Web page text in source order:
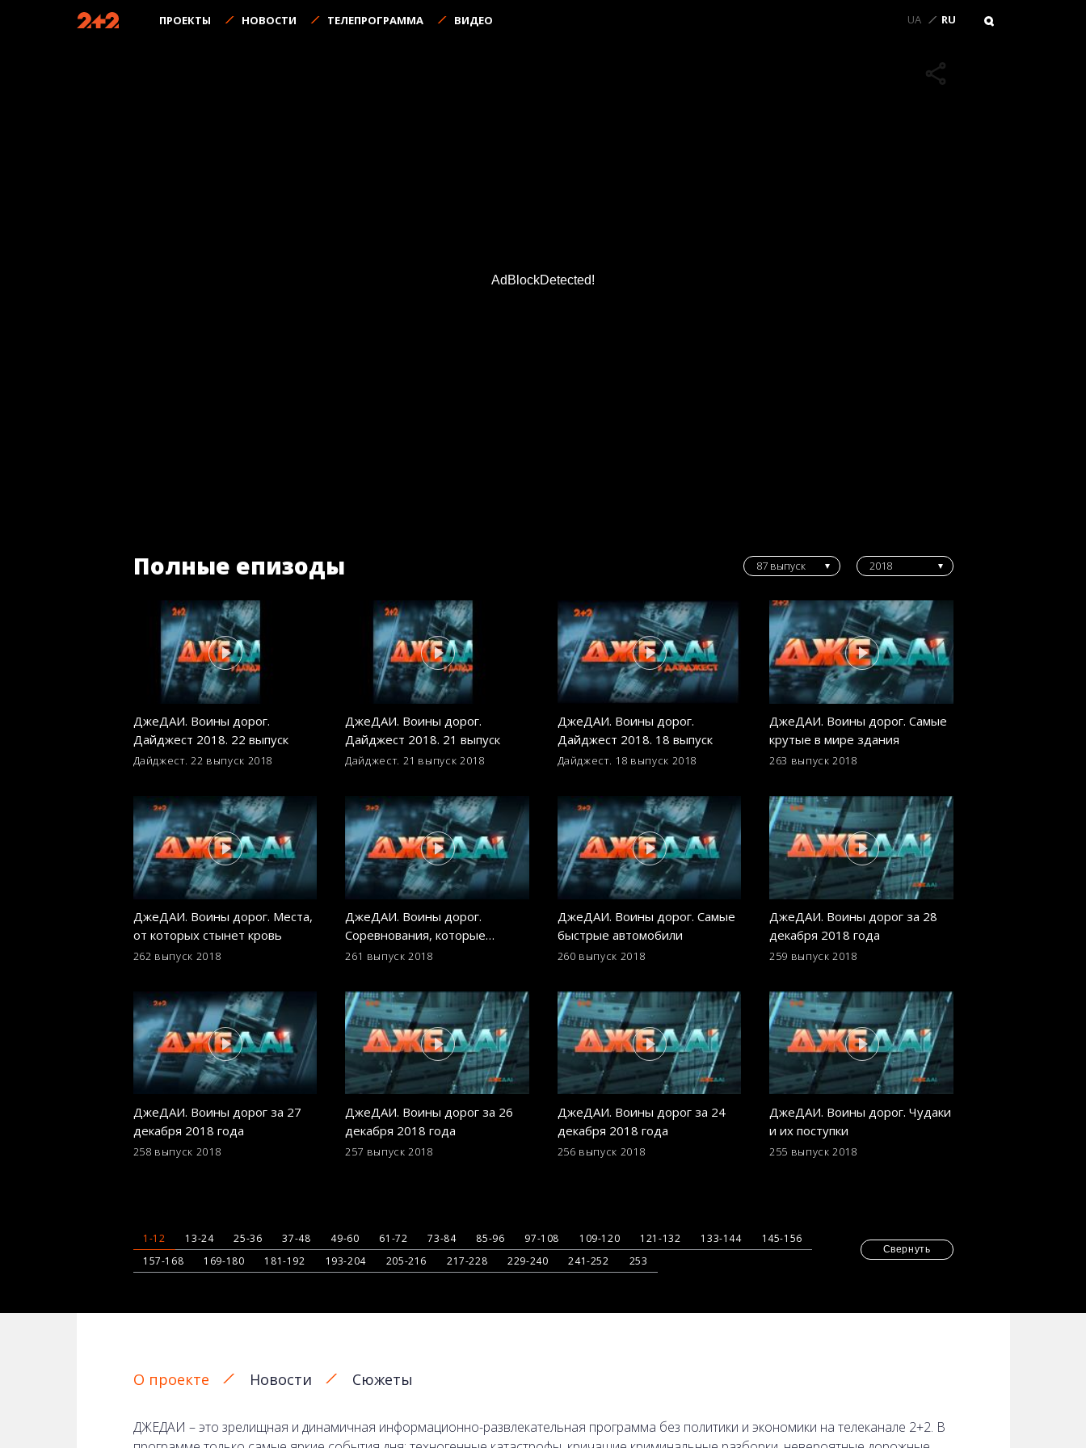
ПРОЕКТЫ НОВОСТИ ТЕЛЕПРОГРАММА ВИДЕО UA RU
AdBlockDetected!
Полные епизоды 87 выпуск 2018
ДжеДАИ. Воины дорог.
Дайджест 2018. 22 выпуск
Дайджест. 22 выпуск 2018
ДжеДАИ. Воины дорог.
Дайджест 2018. 21 выпуск
Дайджест. 21 выпуск 2018
ДжеДАИ. Воины дорог.
Дайджест 2018. 18 выпуск
Дайджест. 18 выпуск 2018
ДжеДАИ. Воины дорог. Самые
крутые в мире здания
263 выпуск 2018
ДжеДАИ. Воины дорог. Места,
от которых стынет кровь
262 выпуск 2018
ДжеДАИ. Воины дорог.
Соревнования, которые
никогда не станут
261 выпуск 2018
ДжеДАИ. Воины дорог. Самые
быстрые автомобили
260 выпуск 2018
ДжеДАИ. Воины дорог за 28
декабря 2018 года
259 выпуск 2018
ДжеДАИ. Воины дорог за 27
декабря 2018 года
258 выпуск 2018
ДжеДАИ. Воины дорог за 26
декабря 2018 года
257 выпуск 2018
ДжеДАИ. Воины дорог за 24
декабря 2018 года
256 выпуск 2018
ДжеДАИ. Воины дорог. Чудаки
и их поступки
255 выпуск 2018
1-12 13-24 25-36 37-48 49-60 61-72 73-84 85-96 97-108 109-120 121-132 133-144
145-156
157-168
169-180 181-192 193-204 205-216 217-228 229-240 241-252 253
Свернуть
О проекте Новости Сюжеты
ДЖЕДАИ – это зрелищная и динамичная информационно-развлекательная программа без политики и экономики на телеканале 2+2. В